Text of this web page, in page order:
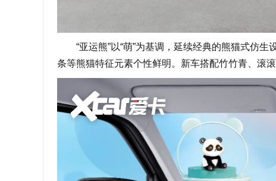
“亚运熊”以“萌”为基调，延续经典的熊猫式仿生
条等熊猫特征元素个性鲜明。新车搭配竹竹青、滚